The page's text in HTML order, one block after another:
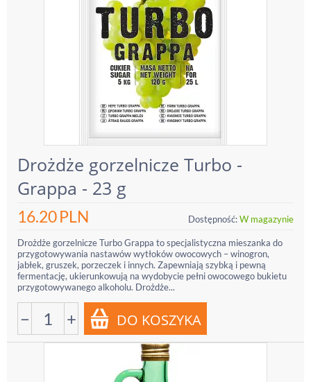
Drożdże gorzelnicze Turbo -
Grappa - 23 g
16.20PLN Dostępność:W magazynie
Drożdże gorzelnicze Turbo Grappa to specjalistyczna mieszanka do
przygotowywania nastawów wytłoków owocowych – winogron,
jabłek, gruszek, porzeczek i innych. Zapewniają szybką i pewną
fermentację, ukierunkowują na wydobycie pełni owocowego bukietu
przygotowywanego alkoholu. Drożdże...
− +